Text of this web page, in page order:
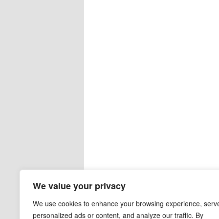
We value your privacy
We use cookies to enhance your browsing experience,
personalized ads or content, and analyze our traffic. By